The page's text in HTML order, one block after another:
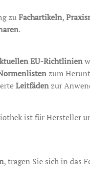
zuFachartikeln,
.
EU-Richtlinien
zum
Leitfädenzur
ist für Hersteller
, tragen Sie sich in das